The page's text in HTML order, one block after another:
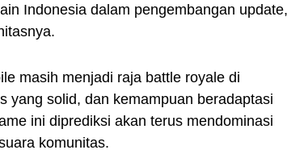
Indonesia dalam pengembangan update,
masih menjadi raja battle royale di
yang solid, dan kemampuan beradaptasi
ini diprediksi akan terus mendominasi
komunitas.